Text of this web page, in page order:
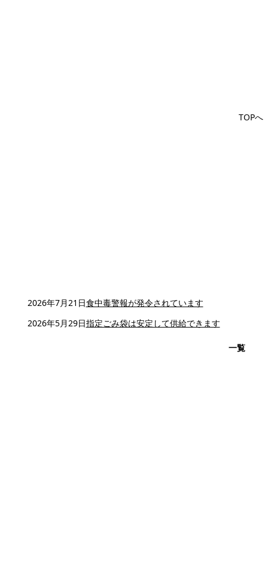
TOPへ
2026年7月21日食中毒警報が発令されています
2026年5月29日指定ごみ袋は安定して供給できます
一覧